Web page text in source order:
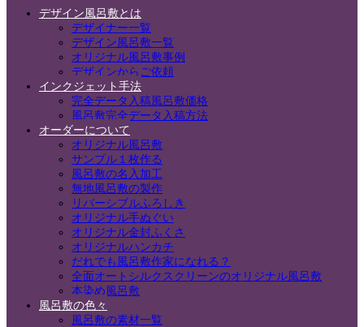
デザイン風呂敷とは
デザイナー一覧
デザイン風呂敷一覧
オリジナル風呂敷事例
デザインからご依頼
インクジェット手法
完全データ入稿風呂敷価格
風呂敷完全データ入稿方法
オーダーについて
オリジナル風呂敷
サンプル１枚作る
風呂敷の名入加工
無地風呂敷の製作
リバーシブルふろしき
オリジナル手ぬぐい
オリジナル金封ふくさ
オリジナルハンカチ
だれでも風呂敷作家になれる？
全面オートシルクスクリーンのオリジナル風呂敷
本染め風呂敷
風呂敷の色々
風呂敷の素材一覧